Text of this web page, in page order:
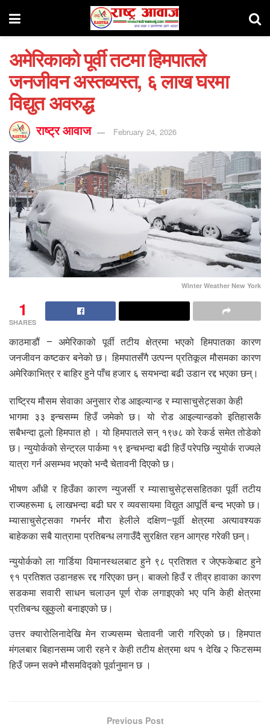
अमेरिकाको पूर्वी तटमा हिमपातले
जनजीवन अस्तव्यस्त, ६ लाख घरमा
विद्युत अवरुद्ध
राष्ट्र आवाज February 24, 2026
Winter Weather New York
1
SHARES
काठमाडौं – अमेरिकाको पूर्वी तटीय क्षेत्रमा भएको हिमपातका कारण
जनजीवन कष्टकर बनेको छ। हिमपातसँगै उत्पन्न प्रतिकूल मौसमका कारण
अमेरिकाभित्र र बाहिर हुने पाँच हजार ६ सयभन्दा बढी उडान रद्द भएका छन्।
राष्ट्रिय मौसम सेवाका अनुसार रोड आइल्यान्ड र म्यासाचुसेट्सका केही
भागमा ३३ इन्चसम्म हिउँ जमेको छ। यो रोड आइल्यान्डको इतिहासकै
सबैभन्दा ठूलो हिमपात हो । यो हिमपातले सन् १९७८ को रेकर्ड समेत तोडेको
छ। न्युयोर्कको सेन्ट्रल पार्कमा १९ इन्चभन्दा बढी हिउँ परेपछि न्युयोर्क राज्यले
यात्रा गर्न असम्भव भएको भन्दै चेतावनी दिएको छ।
भीषण आँधी र हिउँका कारण न्युजर्सी र म्यासाचुसेट्ससहितका पूर्वी तटीय
राज्यहरूमा ६ लाखभन्दा बढी घर र व्यवसायमा विद्युत आपूर्ति बन्द भएको छ।
म्यासाचुसेट्सका गभर्नर मौरा हेलीले दक्षिण–पूर्वी क्षेत्रमा अत्यावश्यक
बाहेकका सबै यात्रामा प्रतिबन्ध लगाउँदै सुरक्षित रहन आग्रह गरेकी छन्।
न्युयोर्कको ला गार्डिया विमानस्थलबाट हुने ९८ प्रतिशत र जेएफकेबाट हुने
९१ प्रतिशत उडानहरू रद्द गरिएका छन्। बाक्लो हिउँ र तीव्र हावाका कारण
सडकमा सवारी साधन चलाउन पूर्ण रोक लगाइएको भए पनि केही क्षेत्रमा
प्रतिबन्ध खुकुलो बनाइएको छ।
उत्तर क्यारोलिनादेखि मेन राज्यसम्म चेतावनी जारी गरिएको छ। हिमपात
मंगलबार बिहानसम्म जारी रहने र केही तटीय क्षेत्रमा थप १ देखि २ फिटसम्म
हिउँ जम्न सक्ने मौसमविद्को पूर्वानुमान छ ।
Previous Post